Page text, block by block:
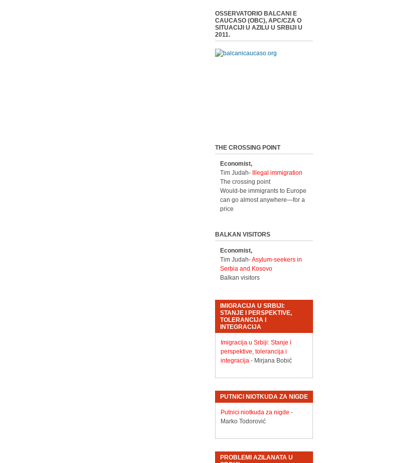
OSSERVATORIO BALCANI E
CAUCASO (OBC), APC/CZA O
SITUACIJI U AZILU U SRBIJI U
2011.
THE CROSSING POINT
Economist,
Tim Judah-
Illegal immigration
The crossing point
Would-be immigrants to Europe
can go almost anywhere—for a
price
BALKAN VISITORS
Economist,
Tim Judah-Asylum-seekers in
Serbia and Kosovo
Balkan visitors
IMIGRACIJA U SRBIJI:
STANJE I PERSPEKTIVE,
TOLERANCIJA I
INTEGRACIJA
Imigracija u Srbiji: Stanje i
perspektive, tolerancija i
integracija- Mirjana Bobić
PUTNICI NIOTKUDA ZA NIGDE
Putnici niotkuda za nigde -
Marko Todorović
PROBLEMI AZILANATA U